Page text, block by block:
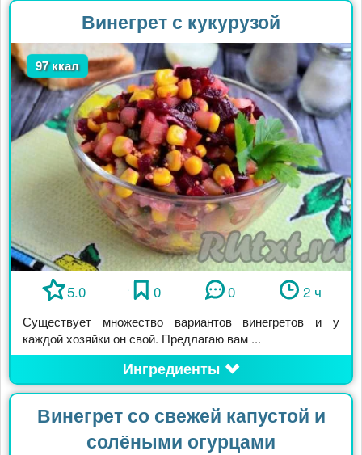
Винегрет с кукурузой
97 ккал
5.0 0 0 2 ч
Существует множество вариантов винегретов и у
каждой хозяйки он свой. Предлагаю вам ...
Ингредиенты
Винегрет со свежей капустой и
солёными огурцами